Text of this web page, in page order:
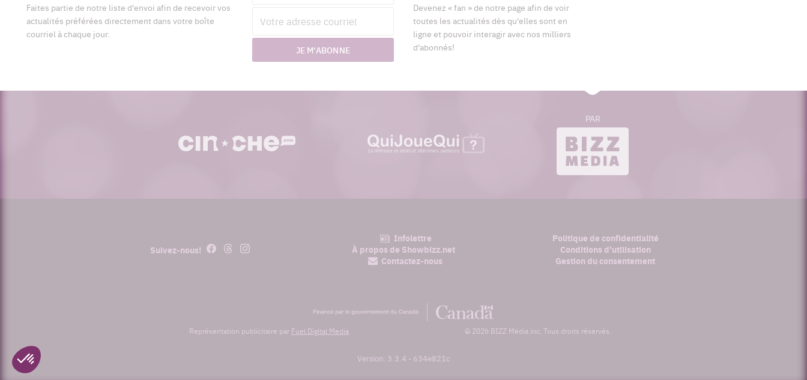
Faites partie de notre liste d'envoi afin de recevoir vos
actualités préférées directement dans votre boîte
courriel à chaque jour.
courriel
JE M'ABONNE
Devenez « fan » de notre page afin de voir
toutes les actualités dès qu'elles sont en
ligne et pouvoir interagir avec nos milliers
d'abonnés!
cinoche.com
quijouequi.com
bizzmedia.ca
PAR
Suivez-nous! FacebookThreadsInstagram
Infolettre
À propos de Showbizz.net
Contactez-nous
Politique de confidentialité
Conditions d'utilisation
Gestion du consentement
par
gouvernement
Représentation publicitaire par Fuel Digital Media © 2026 BIZZ Média inc. Tous droits réservés.
Version: 3.3.4 - 634e821c